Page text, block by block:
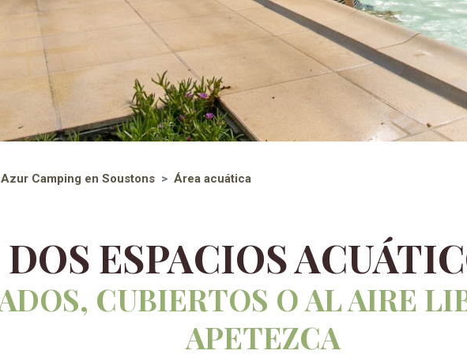
Camping en Soustons Área acuática
DOS ESPACIOS
CUBIERTOS O AL AIRE
APETEZCA